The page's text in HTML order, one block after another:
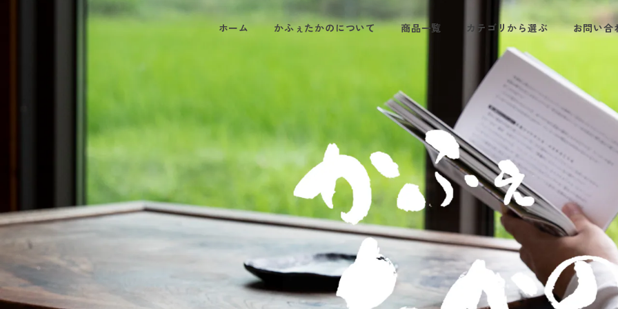
ホーム かふぇたかのについて 商品一覧 カテゴリから選ぶ お問い合